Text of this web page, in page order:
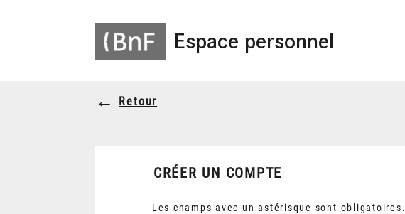
Espace personnel
Retour
CRÉER UN COMPTE
Les champs avec un astérisque sont obligatoires.